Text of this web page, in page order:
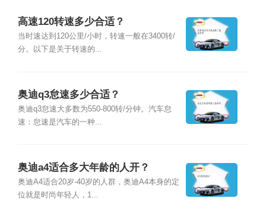
高速120转速多少合适？
当时速达到120公里/小时，转速一般在3400转/
分。以下是关于转速的...
奥迪q3怠速多少合适？
奥迪q3怠速大多数为550-800转/分钟。汽车怠
速：怠速是汽车的一种...
奥迪a4适合多大年龄的人开？
奥迪A4适合20岁-40岁的人群，奥迪A4本身的定
位就是时尚年轻人，1...